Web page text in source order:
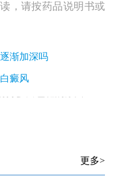
，请按药品说明书或
渐加深吗
癜风
有块白是不是白癜风更多>